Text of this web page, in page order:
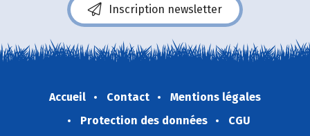
Inscription newsletter
Accueil Contact
Mentions légales
Protection des données
CGU